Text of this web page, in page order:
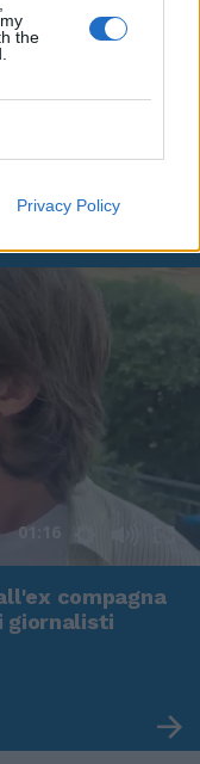
the
Privacy Policy
01:16
compagna
giornalisti